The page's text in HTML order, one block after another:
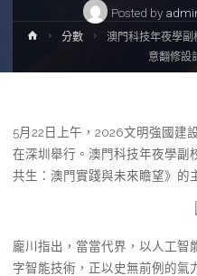
Posted by
Home分數
澳門科技年夜學副
意翻修設
5月22日上午，2026文明強國建
在深圳舉行。澳門科技年夜學副
共生：澳門實踐與未來瞻望》的
龐川指出，當當代界，以人工智
字智能技術，正以史無前例的氣